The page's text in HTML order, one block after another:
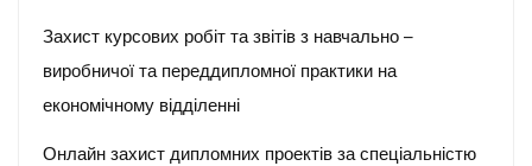
Захист курсових робіт та звітів з навчально –
виробничої та переддипломної практики на
економічному відділенні
Онлайн захист дипломних проектів за спеціальністю